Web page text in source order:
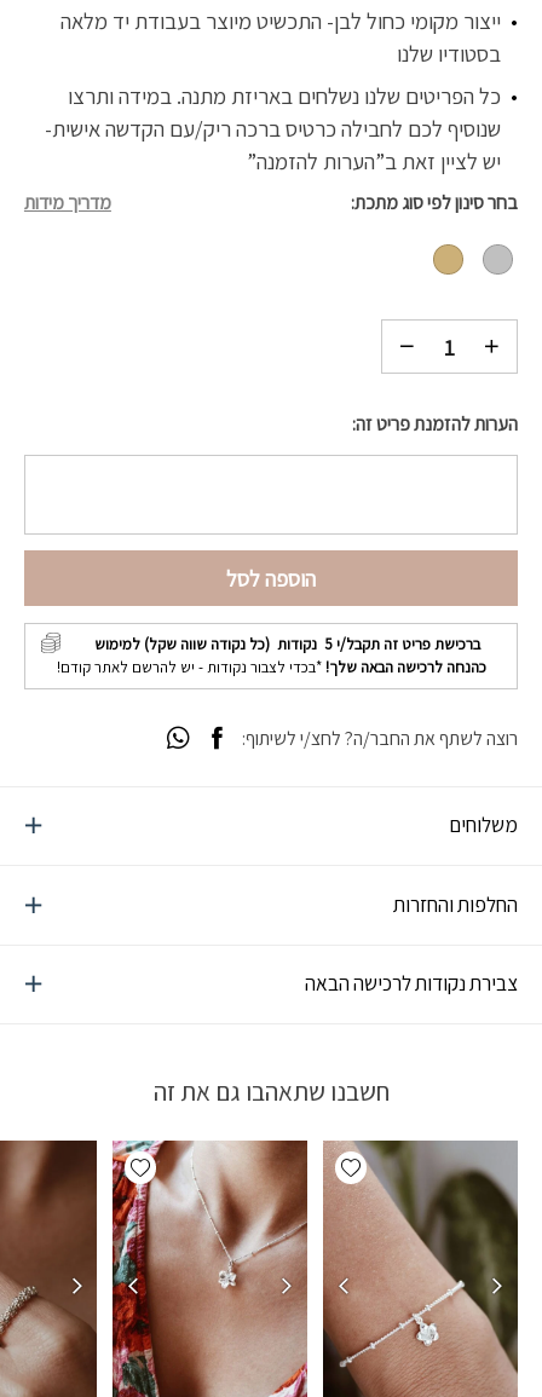
ייצור מקומי כחול לבן- התכשיט מיוצר בעבודת יד מלאה
בסטודיו שלנו
כל הפריטים שלנו נשלחים באריזת מתנה. במידה ותרצו
שנוסיף לכם לחבילה כרטיס ברכה ריק/עם הקדשה אישית-
יש לציין זאת ב”הערות להזמנה”
בחר סינון לפי סוג מתכת מדריך מידות
הערות להזמנת פריט זה:
הוספה לסל
ברכישת פריט זה תקבל/י5 נקודות (כל נקודה שווה שקל) למימוש
כהנחה לרכישה הבאה שלך! *בכדי לצבור נקודות - יש להרשם לאתר קודם!
משלוחים
החלפות והחזרות
צבירת נקודות לרכישה הבאה
רוצה לשתף את החבר/ה? לחצ/י לשיתוף:
חשבנו שתאהבו גם את זה
Add wishlist
Add wishlist